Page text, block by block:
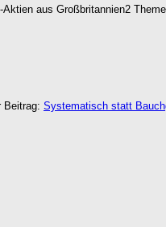
Aktien aus Großbritannien2
Beitrag: Systematisch statt